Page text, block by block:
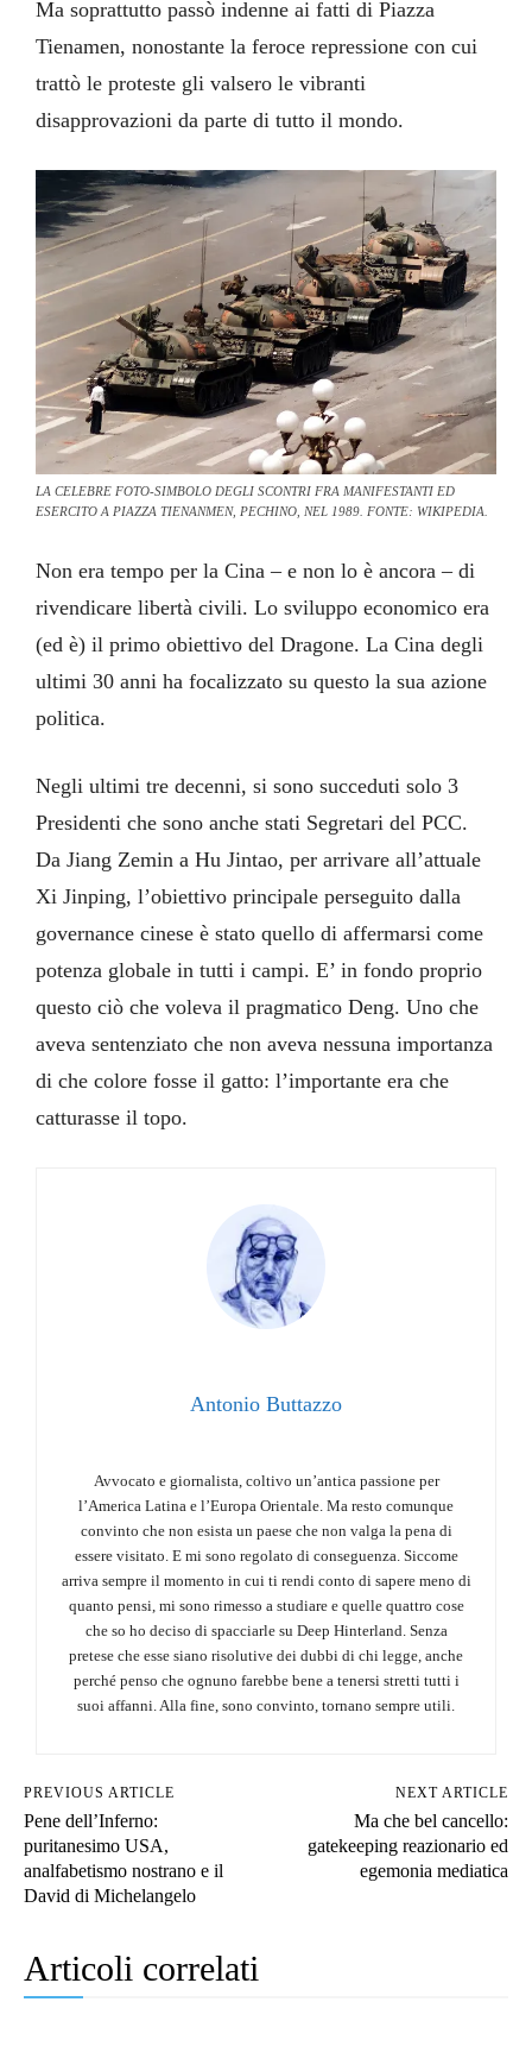
Ma soprattutto passò indenne ai fatti di Piazza
Tienamen, nonostante la feroce repressione con cui
trattò le proteste gli valsero le vibranti
disapprovazioni da parte di tutto il mondo.
LA CELEBRE FOTO-SIMBOLO DEGLI SCONTRI FRA MANIFESTANTI ED
ESERCITO A PIAZZA TIENANMEN, PECHINO, NEL 1989. FONTE: WIKIPEDIA.
Non era tempo per la Cina – e non lo è ancora – di
rivendicare libertà civili. Lo sviluppo economico era
(ed è) il primo obiettivo del Dragone. La Cina degli
ultimi 30 anni ha focalizzato su questo la sua azione
politica.
Negli ultimi tre decenni, si sono succeduti solo 3
Presidenti che sono anche stati Segretari del PCC.
Da Jiang Zemin a Hu Jintao, per arrivare all’attuale
Xi Jinping, l’obiettivo principale perseguito dalla
governance cinese è stato quello di affermarsi come
potenza globale in tutti i campi. E’ in fondo proprio
questo ciò che voleva il pragmatico Deng. Uno che
aveva sentenziato che non aveva nessuna importanza
di che colore fosse il gatto: l’importante era che
catturasse il topo.
Antonio Buttazzo
Avvocato e giornalista, coltivo un’antica passione per
l’America Latina e l’Europa Orientale. Ma resto comunque
convinto che non esista un paese che non valga la pena di
essere visitato. E mi sono regolato di conseguenza. Siccome
arriva sempre il momento in cui ti rendi conto di sapere meno di
quanto pensi, mi sono rimesso a studiare e quelle quattro cose
che so ho deciso di spacciarle su Deep Hinterland. Senza
pretese che esse siano risolutive dei dubbi di chi legge, anche
perché penso che ognuno farebbe bene a tenersi stretti tutti i
suoi affanni. Alla fine, sono convinto, tornano sempre utili.
PREVIOUS ARTICLE
Pene dell’Inferno:
puritanesimo USA,
analfabetismo nostrano e il
David di Michelangelo
NEXT ARTICLE
Ma che bel cancello:
gatekeeping reazionario ed
egemonia mediatica
Articoli correlati